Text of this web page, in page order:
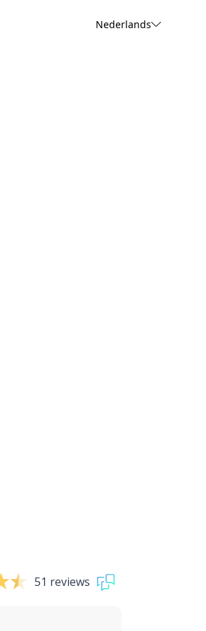
Nederlands
51 reviews